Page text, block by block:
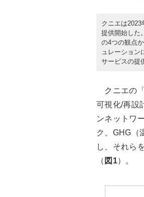
クニエは
提供開始した
の4つの観点
ュレーション
サービスの提
クニエの
可視化/再設
ンネットワ
ク、GHG（
し、それら
（ 図1）。